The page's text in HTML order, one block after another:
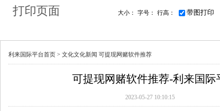
打印页面 大小： 字号： 行高： 带图打印
利来国际平台首页 > 文化文化新闻 可提现网赌软件推荐
可提现网赌软件推荐-利来国际
2023-05-27 10:10:15